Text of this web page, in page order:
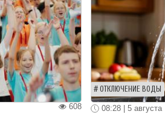
608
ОТКЛЮЧЕНИЕ ВОДЫ
08:28 | 5 августа